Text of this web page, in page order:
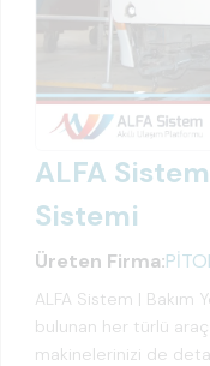
ALFA
Sistemi
Üreten Firma:
ALFA Sistem |
bulunan her türlü
makinelerinizi de